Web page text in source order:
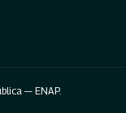
— ENAP.